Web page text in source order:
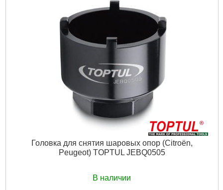
легированная сталь CrMo.
Габариты упаковки: 100x100x100 мм
350 г
Подробнее...
Головка для снятия шаровых опор (Citroën,
Peugeot) TOPTUL JEBQ0505
В наличии